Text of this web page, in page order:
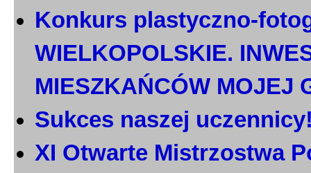
Konkurs plastyczno-
WIELKOPOLSKIE.
MIESZKAŃCÓW MOJEJ
Sukces naszej
XI Otwarte Mistrzostwa